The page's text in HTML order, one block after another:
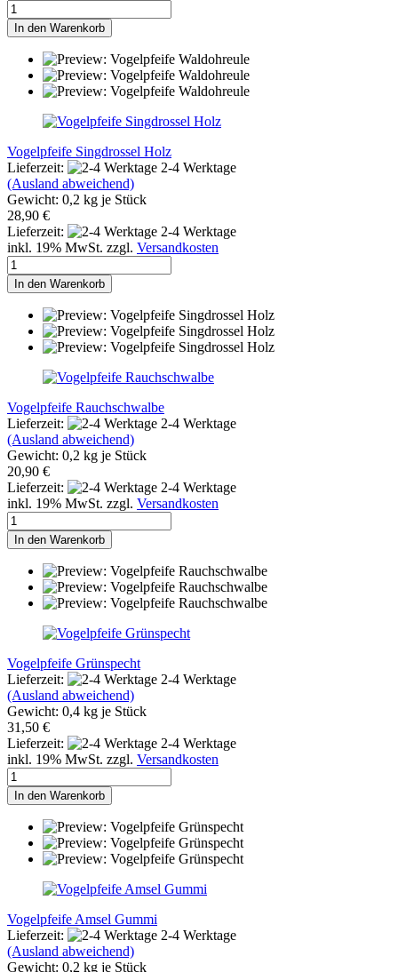
In den Warenkorb
Vogelpfeife Singdrossel Holz
Lieferzeit:
2-4 Werktage
(Ausland abweichend)
Gewicht: 0,2 kg je Stück
28,90 €
Lieferzeit:
2-4 Werktage
inkl. 19% MwSt. zzgl. Versandkosten
In den Warenkorb
Vogelpfeife Rauchschwalbe
Lieferzeit:
2-4 Werktage
(Ausland abweichend)
Gewicht: 0,2 kg je Stück
20,90 €
Lieferzeit:
2-4 Werktage
inkl. 19% MwSt. zzgl. Versandkosten
In den Warenkorb
Vogelpfeife Grünspecht
Lieferzeit:
2-4 Werktage
(Ausland abweichend)
Gewicht: 0,4 kg je Stück
31,50 €
Lieferzeit:
2-4 Werktage
inkl. 19% MwSt. zzgl. Versandkosten
In den Warenkorb
Vogelpfeife Amsel Gummi
Lieferzeit:
2-4 Werktage
(Ausland abweichend)
Gewicht: 0,2 kg je Stück